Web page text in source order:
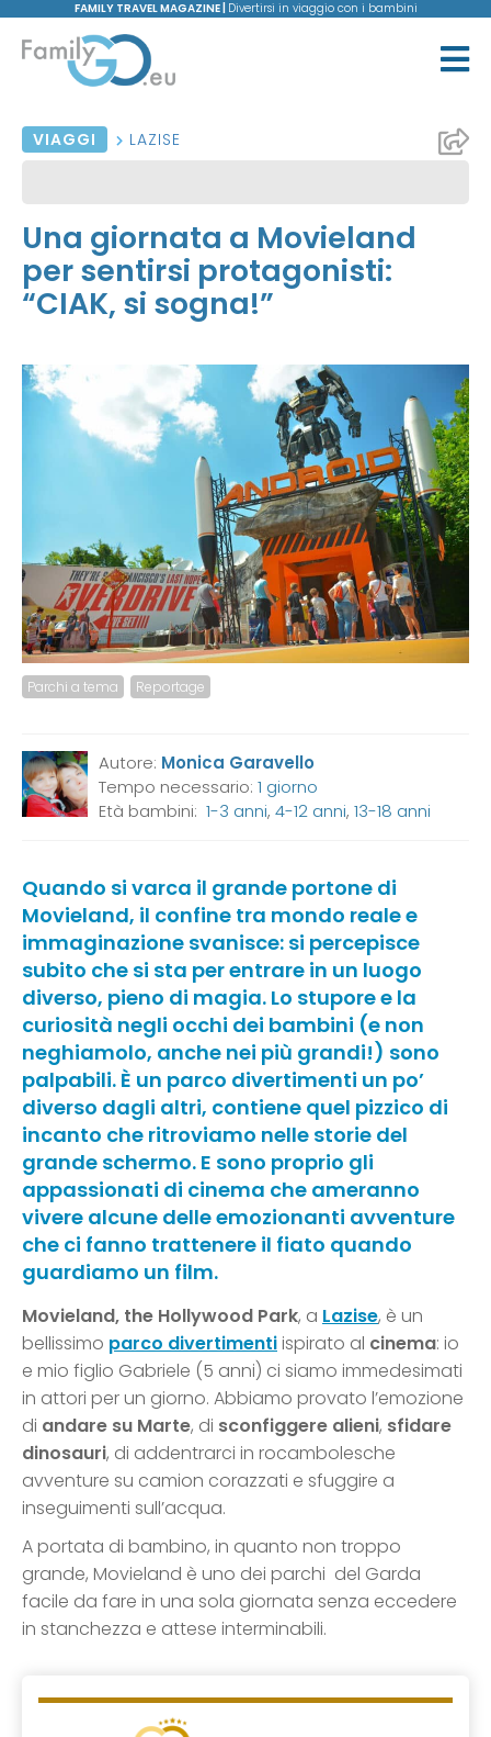
FAMILY TRAVEL MAGAZINE | Divertirsi in viaggio con i bambini
VIAGGI LAZISE
Una giornata a Movieland
per sentirsi protagonisti:
“CIAK, si sogna!”
Parchi a tema Reportage
Autore: Monica Garavello
Tempo necessario: 1 giorno
Età bambini: 1-3 anni, 4-12 anni, 13-18 anni
Quando si varca il grande portone di
Movieland, il confine tra mondo reale e
immaginazione svanisce: si percepisce
subito che si sta per entrare in un luogo
diverso, pieno di magia. Lo stupore e la
curiosità negli occhi dei bambini (e non
neghiamolo, anche nei più grandi!) sono
palpabili. È un parco divertimenti un po’
diverso dagli altri, contiene quel pizzico di
incanto che ritroviamo nelle storie del
grande schermo. E sono proprio gli
appassionati di cinema che ameranno
vivere alcune delle emozionanti avventure
che ci fanno trattenere il fiato quando
guardiamo un film.
Movieland, the Hollywood Park, a Lazise, è un
bellissimo parco divertimentiispirato al cinema: io
e mio figlio Gabriele (5 anni) ci siamo immedesimati
in attori per un giorno. Abbiamo provato l’emozione
di andare su Marte, di sconfiggere alieni, sfidare
dinosauri, di addentrarci in rocambolesche
avventure su camion corazzati e sfuggire a
inseguimenti sull’acqua.
A portata di bambino, in quanto non troppo
grande, Movieland è uno dei parchi del Garda
facile da fare in una sola giornata senza eccedere
in stanchezza e attese interminabili.